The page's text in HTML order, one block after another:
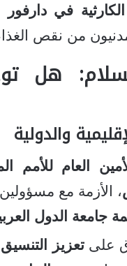
الكارثية في
من نقص
هل
والدولية
العام للأمم
، الأزمة مع
جامعة الدول
علىتعزيز